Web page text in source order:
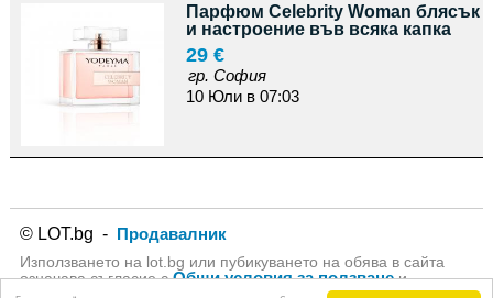
Парфюм Celebrity Woman блясък
и настроение във всяка капка
29 €
гр. София
10 Юли в 07:03
© LOT.bg - Продавалник
Използването на lot.bg или пубикуването на обява в сайта
означава съгласие сОбщи условия за ползванеи
Политика за личните данни на lot.bg